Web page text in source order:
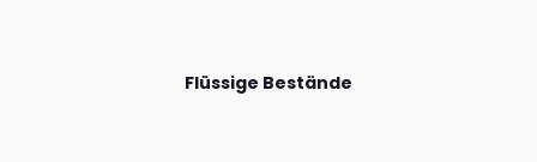
Flüssige Bestände